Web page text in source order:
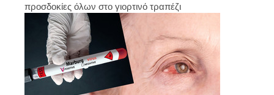
προσδοκίες όλων στο γιορτινό τραπέζι